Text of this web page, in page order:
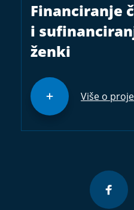
Financiranje
i
ženki
Više o